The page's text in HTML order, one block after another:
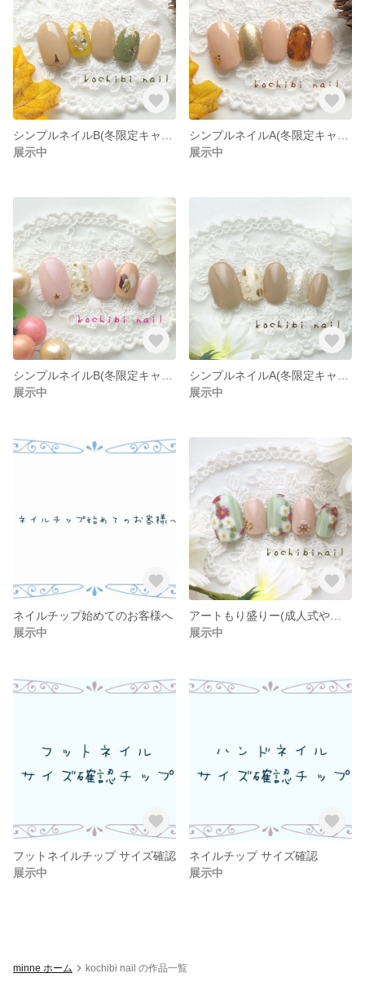
展示中
展示中
展示中
展示中
ネイルチップ始めてのお客様へ
展示中
展示中
フットネイルチップ サイズ確認
展示中
ネイルチップ サイズ確認
展示中
minne ホーム kochibi nail の作品一覧